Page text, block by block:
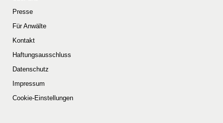
Presse
Für Anwälte
Kontakt
Haftungsausschluss
Datenschutz
Impressum
Cookie-Einstellungen